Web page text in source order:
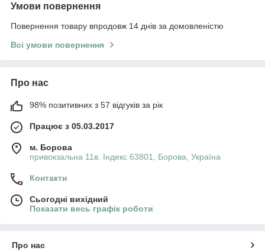
Умови повернення
Повернення товару впродовж 14 днів за домовленістю
Всі умови повернення
Про нас
98% позитивних з 57 відгуків за рік
Працює з 05.03.2017
м. Борова
привокзальна 11в. Індекс 63801, Борова, Україна
Контакти
Сьогодні вихідний
Показати весь графік роботи
Про нас